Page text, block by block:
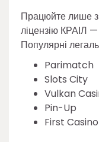
Працюйте лише
ліцензію КРАІЛ
Популярні
Parimatch
Slots City
Vulkan
Pin-Up
First Casino